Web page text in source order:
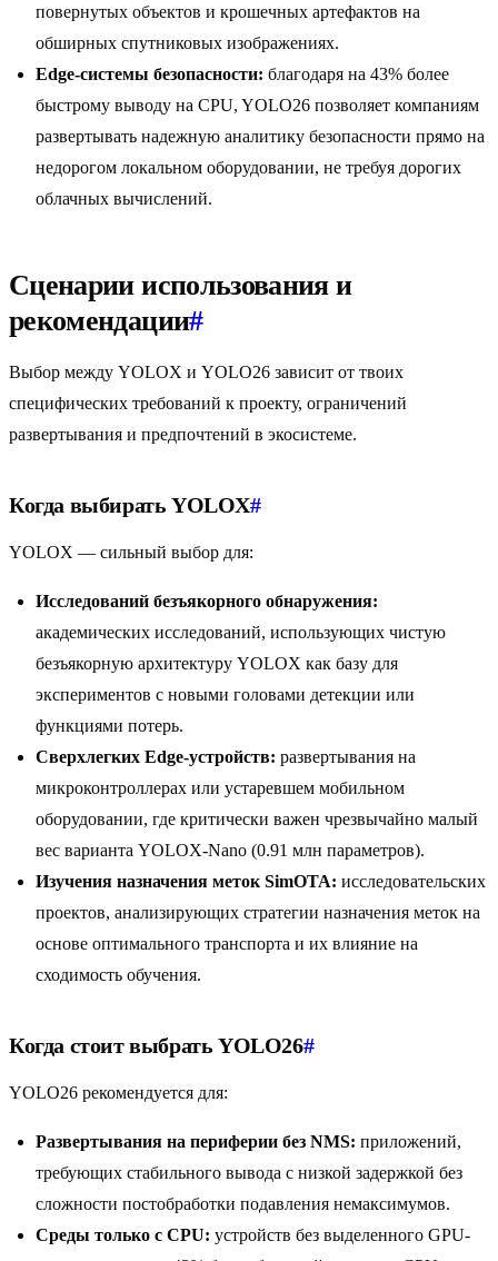
повернутых объектов и крошечных артефактов на
обширных спутниковых изображениях.
Edge-системы безопасности: благодаря на 43% более
быстрому выводу на CPU, YOLO26 позволяет компаниям
развертывать надежную аналитику безопасности прямо на
недорогом локальном оборудовании, не требуя дорогих
облачных вычислений.
Сценарии использования и
рекомендации#
Выбор между YOLOX и YOLO26 зависит от твоих
специфических требований к проекту, ограничений
развертывания и предпочтений в экосистеме.
Когда выбирать YOLOX#
YOLOX — сильный выбор для:
Исследований безъякорного обнаружения:
академических исследований, использующих чистую
безъякорную архитектуру YOLOX как базу для
экспериментов с новыми головами детекции или
функциями потерь.
Сверхлегких Edge-устройств: развертывания на
микроконтроллерах или устаревшем мобильном
оборудовании, где критически важен чрезвычайно малый
вес варианта YOLOX-Nano (0.91 млн параметров).
Изучения назначения меток SimOTA: исследовательских
проектов, анализирующих стратегии назначения меток на
основе оптимального транспорта и их влияние на
сходимость обучения.
Когда стоит выбрать YOLO26#
YOLO26 рекомендуется для:
Развертывания на периферии без NMS: приложений,
требующих стабильного вывода с низкой задержкой без
сложности постобработки подавления немаксимумов.
Среды только с CPU: устройств без выделенного GPU-